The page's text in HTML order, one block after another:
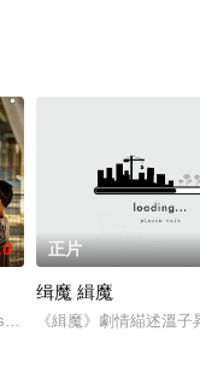
主轴，讲述代沟、城乡
father built with his own
正片
缉魔 緝魔
《緝魔》劇情緢述溫